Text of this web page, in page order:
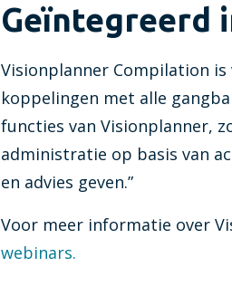
Geïntegreerd
Visionplanner Compilation
koppelingen met alle
functies van Visionplanner,
administratie op basis van
en advies geven.”
Voor meer informatie over
webinars.